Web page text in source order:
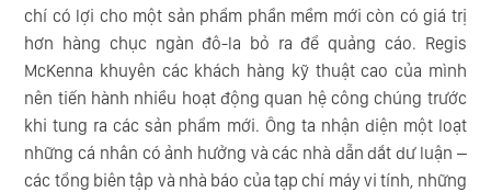
chí có lợi cho một sản phẩm phần mềm mới còn có giá trị
hơn hàng chục ngàn đô-la bỏ ra để quảng cáo. Regis
McKenna khuyên các khách hàng kỹ thuật cao của mình
nên tiến hành nhiều hoạt động quan hệ công chúng trước
khi tung ra các sản phẩm mới. Ông ta nhận diện một loạt
những cá nhân có ảnh hưởng và các nhà dẫn dắt dư luận –
các tổng biên tập và nhà báo của tạp chí máy vi tính, những